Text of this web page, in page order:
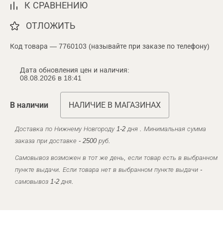
К СРАВНЕНИЮ
ОТЛОЖИТЬ
Код товара — 7760103 (называйте при заказе по телефону)
Дата обновления цен и наличия:
08.08.2026 в 18:41
В наличии НАЛИЧИЕ В МАГАЗИНАХ
Доставка по Нижнему Новгороду 1-2 дня . Минимальная сумма
заказа при доставке - 2500 руб.
Самовывоз возможен в тот же день, если товар есть в выбранном
пункте выдачи. Если товара нет в выбранном пункте выдачи -
самовывоз 1-2 дня.